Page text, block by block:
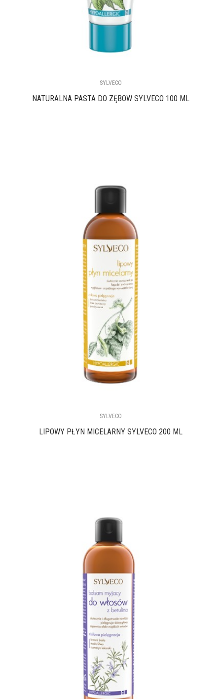
SYLVECO
NATURALNA PASTA DO ZĘBÓW SYLVECO 100 ML
SYLVECO
LIPOWY PŁYN MICELARNY SYLVECO 200 ML